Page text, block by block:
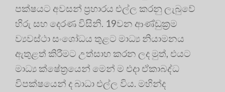
පක්ෂයට අවසන් ප්‍රහාරය එල්ල කරනු ලැබුවේ
හිරු සහ දෙරණ විසිනි. 19වන ආණ්ඩුක්‍රම
ව්‍යවස්ථා සංශෝධය තුළට මාධ්‍ය නියාමනය
ඇතුළත් කිරීමට උත්සාහ කරන ලද මුත්, එයට
මාධ්‍ය ක්ෂේත්‍රයෙන් මෙන් ම එදා ඒකාබද්ධ
විපක්ෂයෙන් ද බාධා එල්ල විය. මහින්ද